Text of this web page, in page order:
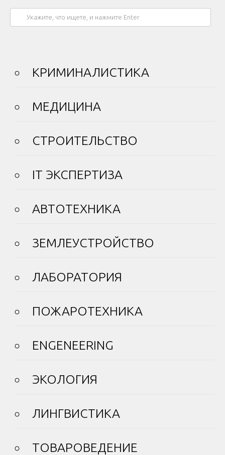
КРИМИНАЛИСТИКА
МЕДИЦИНА
СТРОИТЕЛЬСТВО
IT ЭКСПЕРТИЗА
АВТОТЕХНИКА
ЗЕМЛЕУСТРОЙСТВО
ЛАБОРАТОРИЯ
ПОЖАРОТЕХНИКА
ENGENEERING
ЭКОЛОГИЯ
ЛИНГВИСТИКА
ТОВАРОВЕДЕНИЕ